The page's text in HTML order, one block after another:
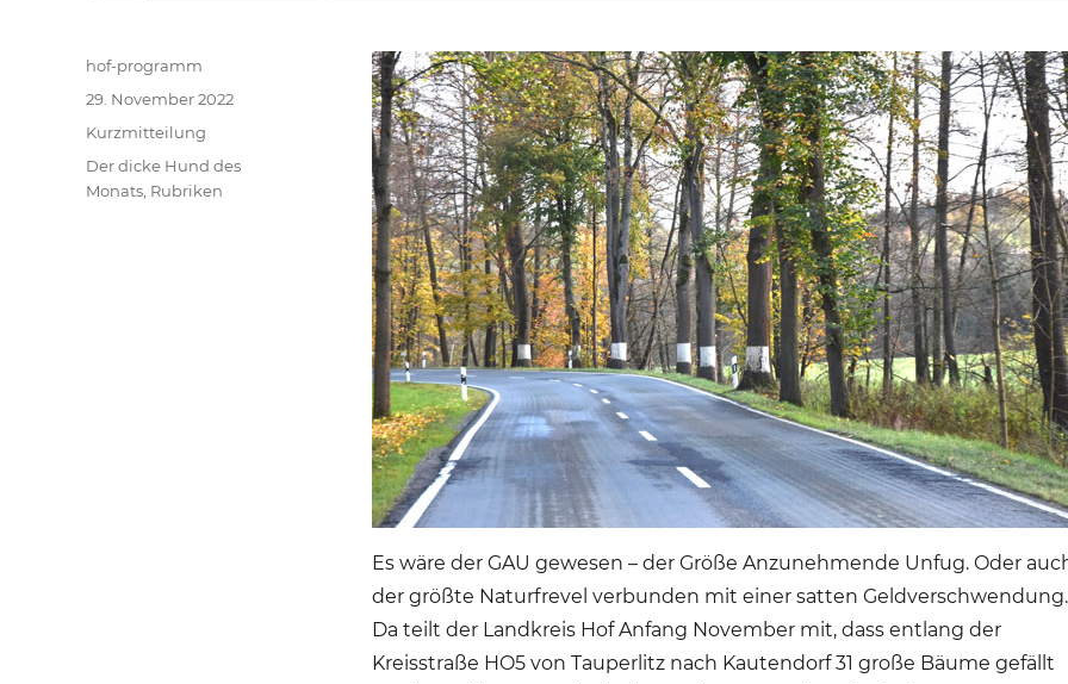
Es wäre der GAU gewesen – der Größe Anzunehmende Unfug. Oder
der größte Naturfrevel verbunden mit einer satten Geldverschwendung.
Da teilt der Landkreis Hof Anfang November mit, dass entlang der
Kreisstraße HO5 von Tauperlitz nach Kautendorf 31 große Bäume gefällt
Autor
hof-programm
Veröffentlicht
am
29. November 2022
Format
Kurzmitteilung
Kategorien
Der dicke Hund des
Monats, Rubriken